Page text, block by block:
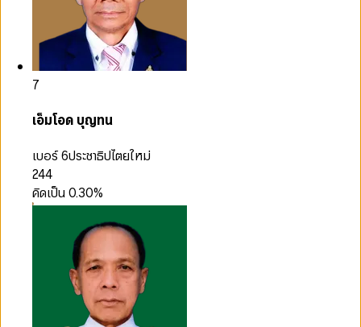
7
เอ็มโอด บุญทน
เบอร์ 6ประชาธิปไตยใหม่
244
คิดเป็น0.30%